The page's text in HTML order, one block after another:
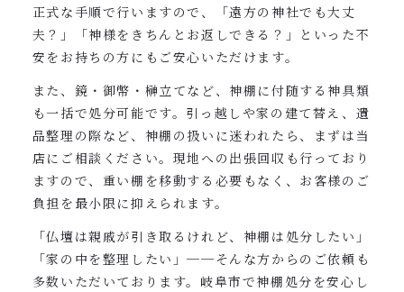
正式な手順で行いますので、「遠方の神社でも大丈
夫？」「神様をきちんとお返しできる？」といった不
安をお持ちの方にもご安心いただけます。
また、鏡・御幣・榊立てなど、神棚に付随する神具類
も一括で処分可能です。引っ越しや家の建て替え、遺
品整理の際など、神棚の扱いに迷われたら、まずは当
店にご相談ください。現地への出張回収も行っており
ますので、重い棚を移動する必要もなく、お客様のご
負担を最小限に抑えられます。
「仏壇は親戚が引き取るけれど、神棚は処分したい」
「家の中を整理したい」──そんな方からのご依頼も
多数いただいております。岐阜市で神棚処分を安心し